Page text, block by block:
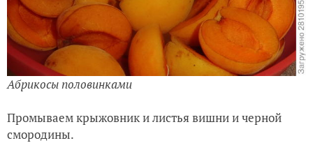
Абрикосы половинками
Промываем крыжовник и листья вишни и черной
смородины.